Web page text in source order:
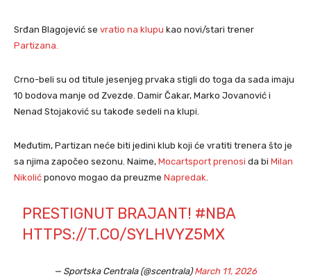
Srđan Blagojević se vratio na klupu kao novi/stari trener
Partizana.
Crno-beli su od titule jesenjeg prvaka stigli do toga da sada imaju
10 bodova manje od Zvezde. Damir Čakar, Marko Jovanović i
Nenad Stojaković su takođe sedeli na klupi.
Međutim, Partizan neće biti jedini klub koji će vratiti trenera što je
sa njima započeo sezonu. Naime, Mocartsport prenosi da bi Milan
Nikolić ponovo mogao da preuzme Napredak
PRESTIGNUT BRAJANT! #NBA
HTTPS://T.CO/SYLHVYZ5MX
— Sportska Centrala (@scentrala)March 11, 2026